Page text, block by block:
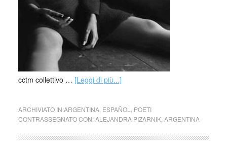
cctm collettivo … [Leggi di più...]
ARCHIVIATO IN:ARGENTINA, ESPAÑOL
POETI
CONTRASSEGNATO CON:ALEJANDRA PIZARNIK, ARGENTINA